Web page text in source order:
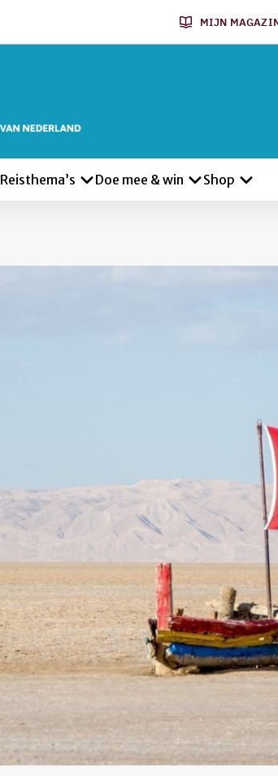
MIJN
Reisthema’s Doe mee & win Shop